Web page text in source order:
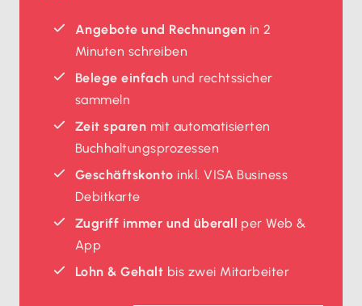
Angebote und Rechnungen in 2
Minuten schreiben
Belege einfach und rechtssicher
sammeln
Zeit sparen mit automatisierten
Buchhaltungsprozessen
Geschäftskonto inkl. VISA Business
Debitkarte
Zugriff immer und überall per Web &
App
Lohn & Gehalt bis zwei Mitarbeiter